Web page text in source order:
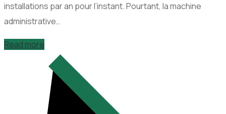
installations par an pour l’instant. Pourtant, la machine
administrative…
Read more